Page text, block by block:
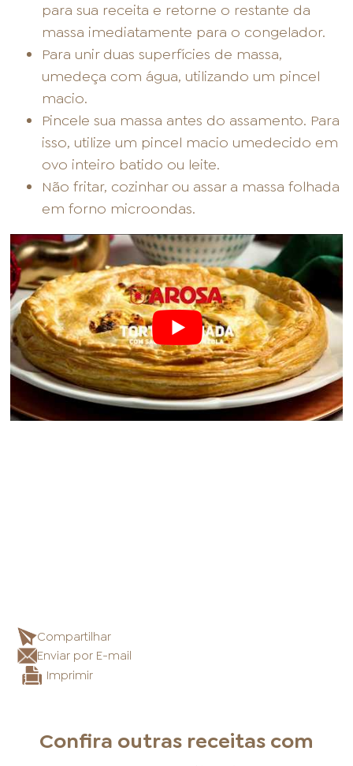
para sua receita e retorne o restante da
massa imediatamente para o congelador.
Para unir duas superfícies de massa,
umedeça com água, utilizando um pincel
macio.
Pincele sua massa antes do assamento. Para
isso, utilize um pincel macio umedecido em
ovo inteiro batido ou leite.
Não fritar, cozinhar ou assar a massa folhada
em forno microondas.
Compartilhar
Enviar por E-mail
Imprimir
Confira outras receitas com